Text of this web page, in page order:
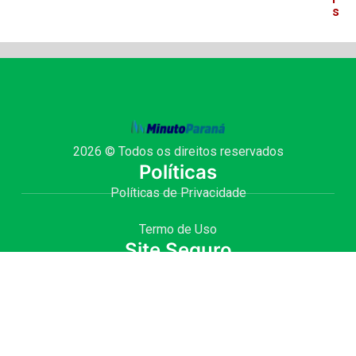
s
2026 © Todos os direitos reservados
Políticas
Políticas de Privacidade
Termo de Uso
Site Seguro